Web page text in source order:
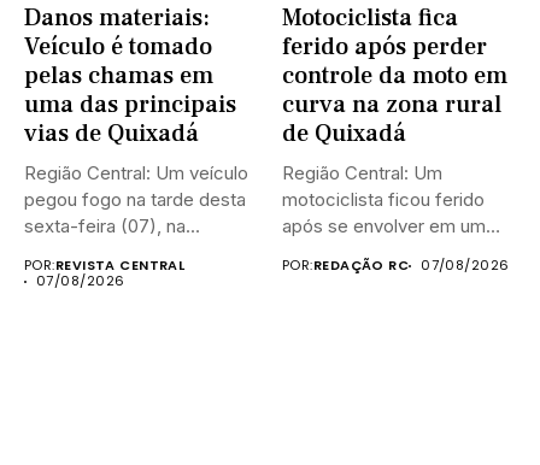
Danos materiais:
Veículo é tomado
pelas chamas em
uma das principais
vias de Quixadá
Região Central: Um veículo
pegou fogo na tarde desta
sexta-feira (07), na...
POR:REVISTA CENTRAL
07/08/2026
Motociclista fica
ferido após perder
controle da moto em
curva na zona rural
de Quixadá
Região Central: Um
motociclista ficou ferido
após se envolver em um
acidente...
POR:REDAÇÃO RC 07/08/2026